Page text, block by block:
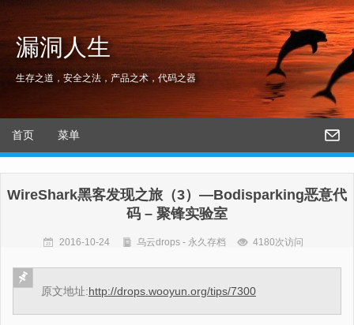
漏洞人生
生存之道，安全之法，产品之术，代码之器
首页 菜单
WireShark黑客发现之旅（3）—Bodisparking恶意代
码 – 聚锋实验室
2016-10-24 乌云drops - 永久存档 4180次访问
原文地址:http://drops.wooyun.org/tips/7300